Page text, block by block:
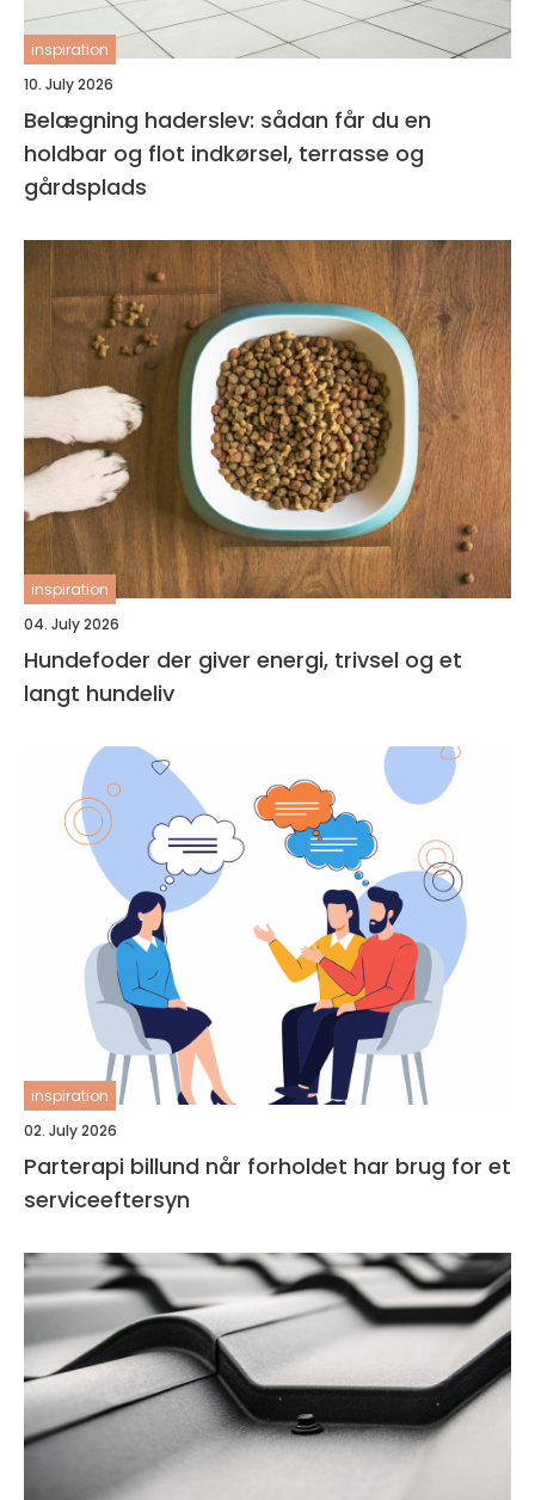
inspiration
10. July 2026
Belægning haderslev: sådan får du en
holdbar og flot indkørsel, terrasse og
gårdsplads
inspiration
04. July 2026
Hundefoder der giver energi, trivsel og et
langt hundeliv
inspiration
02. July 2026
Parterapi billund når forholdet har brug for et
serviceeftersyn